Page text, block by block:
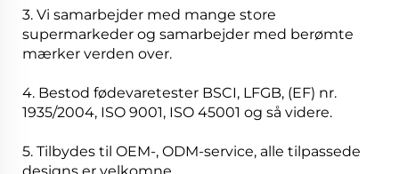
3. Vi samarbejder med mange store
supermarkeder og samarbejder med berømte
mærker verden over.
4. Bestod fødevaretester BSCI, LFGB, (EF) nr.
1935/2004, ISO 9001, ISO 45001 og så videre.
5. Tilbydes til OEM-, ODM-service, alle tilpassede